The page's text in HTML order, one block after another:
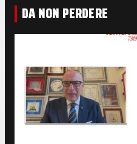
DA NON PERDERE